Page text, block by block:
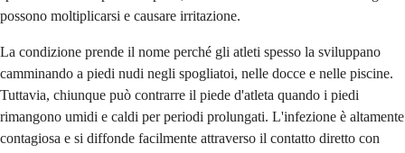
possono moltiplicarsi e causare irritazione.
La condizione prende il nome perché gli atleti spesso la sviluppano
camminando a piedi nudi negli spogliatoi, nelle docce e nelle piscine.
Tuttavia, chiunque può contrarre il piede d'atleta quando i piedi
rimangono umidi e caldi per periodi prolungati. L'infezione è altamente
contagiosa e si diffonde facilmente attraverso il contatto diretto con